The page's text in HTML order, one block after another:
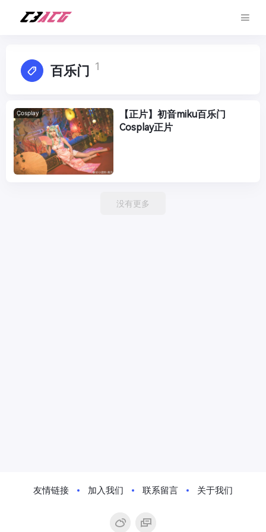
百乐门 1
Cosplay
【正片】初音miku百乐门
Cosplay正片
没有更多
友情链接 加入我们 联系留言 关于我们